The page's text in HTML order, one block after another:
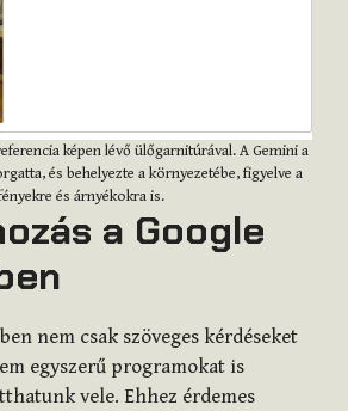
képen lévő ülőgarnitúrával. A Gemini a
és behelyezte a környezetébe, figyelve a
és árnyékokra is.
a Google
nem csak szöveges kérdéseket
egyszerű programokat is
vele. Ehhez érdemes